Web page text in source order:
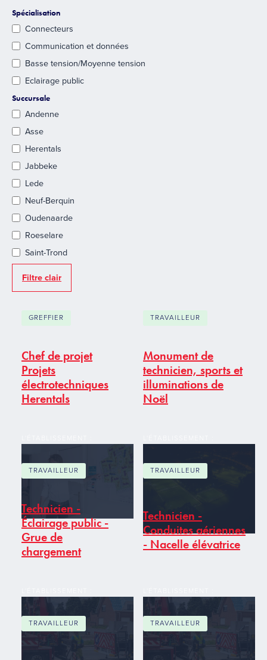
Spécialisation
Connecteurs
Communication et données
Basse tension/Moyenne tension
Eclairage public
Succursale
Andenne
Asse
Herentals
Jabbeke
Lede
Neuf-Berquin
Oudenaarde
Roeselare
Saint-Trond
Filtre clair
GREFFIER
Chef de projet
Projets
électrotechniques
Herentals
TRAVAILLEUR
Monument de
technicien, sports et
illuminations de
Noël
TRAVAILLEUR
Technicien -
Éclairage public -
Grue de
chargement
TRAVAILLEUR
Technicien -
Conduites aériennes
- Nacelle élévatrice
TRAVAILLEUR TRAVAILLEUR